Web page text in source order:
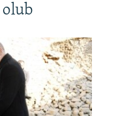
olub